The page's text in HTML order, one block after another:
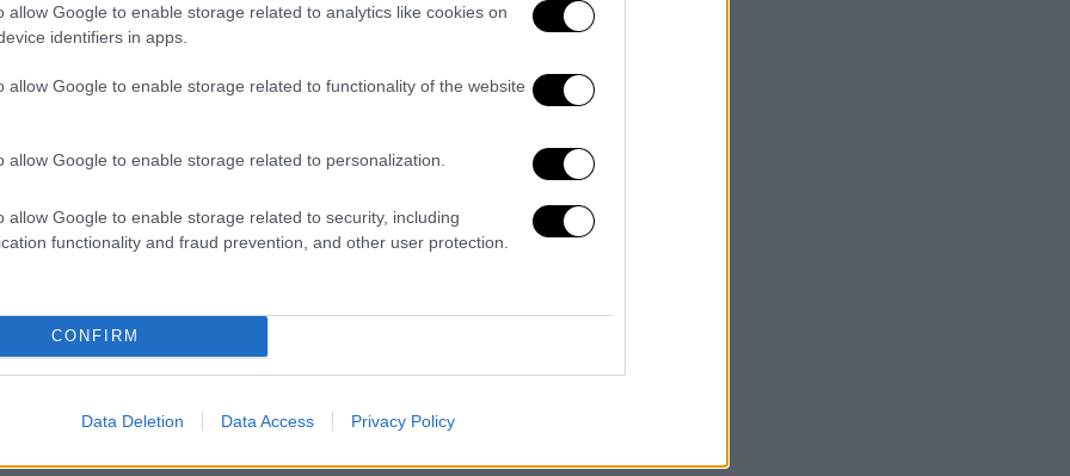
allow Google to enable storage related to analytics like cookies on
identifiers in apps.
allow Google to enable storage related to functionality of the website
allow Google to enable storage related to personalization.
allow Google to enable storage related to security, including
functionality and fraud prevention, and other user protection.
CONFIRM
Data Deletion Data Access Privacy Policy
και νομίζω ότι έχουμε την
και τημη εμφάνισή του, απάντησε
απάντησε και πρόσθεσε: «Δεν πίστευα
στην Κωνσταντινούπολη αν δεν
τόνισε την Πέμπτη ότι δεν θα υπάρξει
για την Ουκρανίαμέχρι να
Βλαντιμίρ Πούτιν.